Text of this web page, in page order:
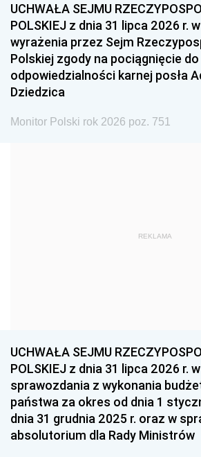
1996 1995
1993 1992
1990 1989
1987 1986
1968
1954 1953
1951 1950
1948 1947
1939 1938
UCHWAŁA SEJMU
POLSKIEJ z dnia 31 lipca 2026 r.
wyrażenia przez Sejm
Polskiej zgody na pociągnięcie do
odpowiedzialności karnej posła
Dziedzica
Monitor Polski rok 2026 poz. 751
REKLAMA
UCHWAŁA SEJMU
POLSKIEJ z dnia 31 lipca 2026 r.
sprawozdania z wykonania
państwa za okres od dnia 1
dnia 31 grudnia 2025 r. oraz w
absolutorium dla Rady Ministrów